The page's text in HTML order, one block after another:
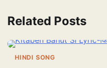
Related Posts
HINDI SONG